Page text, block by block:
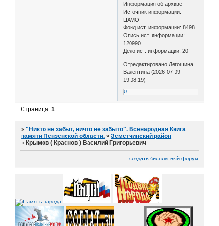
Информация об архиве -
Источник информации:
ЦАМО
Фонд ист. информации: 8498
Опись ист. информации:
120990
Дело ист. информации: 20
Отредактировано Легошина
Валентина (2026-07-09
19:08:19)
0
Страница:1
»"Никто не забыт, ничто не забыто". Всенародная Книга
памяти Пензенской области. »Земетчинский район
» Крымов ( Краснов ) Василий Григорьевич
создать бесплатный форум